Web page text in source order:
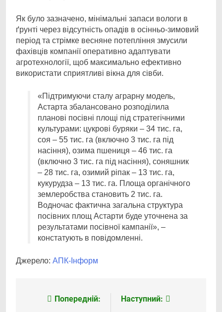
Як було зазначено, мінімальні запаси вологи в
ґрунті через відсутність опадів в осінньо-зимовий
період та стрімке весняне потепління змусили
фахівців компанії оперативно адаптувати
агротехнології, щоб максимально ефективно
використати сприятливі вікна для сівби.
«Підтримуючи сталу аграрну модель,
Астарта збалансовано розподілила
планові посівні площі під стратегічними
культурами: цукрові буряки – 34 тис. га,
соя – 55 тис. га (включно 3 тис. га під
насіння), озима пшениця – 46 тис. га
(включно 3 тис. га під насіння), соняшник
– 28 тис. га, озимий ріпак – 13 тис. га,
кукурудза – 13 тис. га. Площа органічного
землеробства становить 2 тис. га.
Водночас фактична загальна структура
посівних площ Астарти буде уточнена за
результатами посівної кампанії», –
констатують в повідомленні.
Джерело: АПК-Інформ
НавігаціяПопередній:
Наступний: